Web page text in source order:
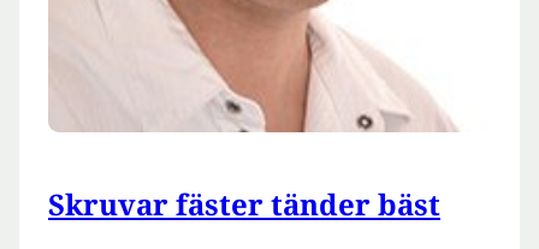
Skruvar fäster tänder bäst